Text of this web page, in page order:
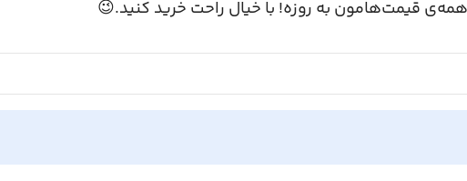
همه‌ی قیمت‌هامون به روزه! با خیال راحت خرید کنید.😉